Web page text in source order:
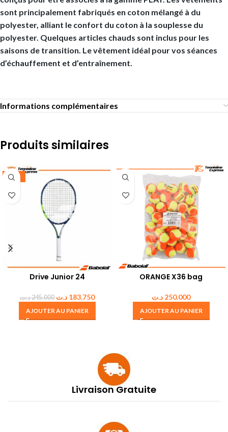
sont principalement fabriqués en coton mélangé à du
polyester, alliant le confort du coton à la souplesse du
polyester. Quelques articles chauds sont inclus pour les
saisons de transition. Le vêtement idéal pour vos séances
d’échauffement et d’entraînement.
Informations complémentaires
Produits similaires
-25%
Drive Junior 24
245.000د.ت 183.750 د.ت
AJOUTER AU PANIER
ORANGE X36 bag
250.000 د.ت
AJOUTER AU PANIER
Livraison Gratuite